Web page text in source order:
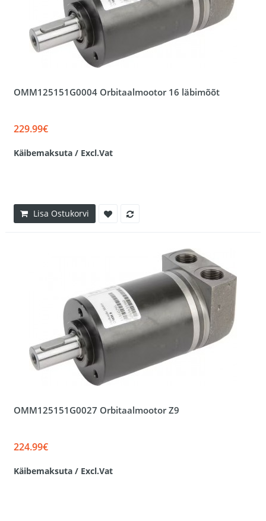
OMM125151G0004 Orbitaalmootor 16 läbimõõt
229.99€
Käibemaksuta / Excl.Vat
Lisa Ostukorvi
OMM125151G0027 Orbitaalmootor Z9
224.99€
Käibemaksuta / Excl.Vat